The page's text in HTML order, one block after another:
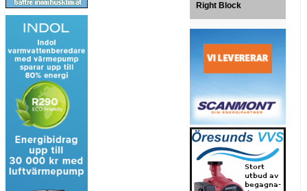
Right Block